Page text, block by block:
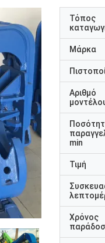
Τόπος
Μάρκα
Αριθμό
min
Τιμή
Χρόνος